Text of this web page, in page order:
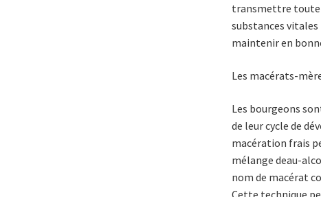
transmettre toute
substances
maintenir en
Les macérats-
Les bourgeons
de leur cycle de
macération frais
mélange deau-
nom de macérat
Cette technique